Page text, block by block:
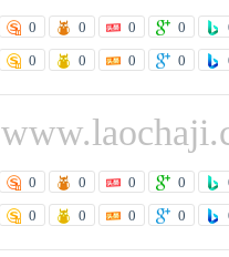
0 0 0 0
0 0 0 0
0 0 0 0
0 0 0 0